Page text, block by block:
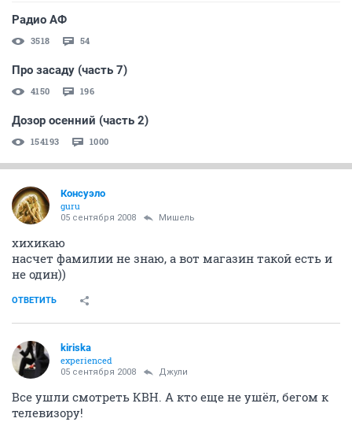
Радио АФ
3518 54
Про засаду (часть 7)
4150 196
Дозор осенний (часть 2)
154193 1000
Консуэло
guru
05 сентября 2008 Мишель
хихикаю
насчет фамилии не знаю, а вот магазин такой есть и
не один))
ОТВЕТИТЬ
kiriska
experienced
05 сентября 2008 Джули
Все ушли смотреть КВН. А кто еще не ушёл, бегом к
телевизору!